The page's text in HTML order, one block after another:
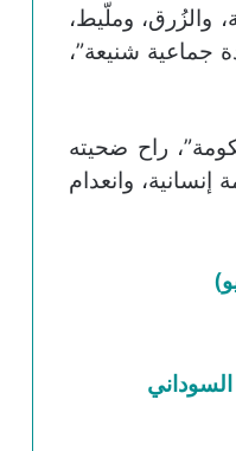
والزُرق، وملّيط،
جماعية شنيعة”،
راح ضحيته
إنسانية، وانعدام